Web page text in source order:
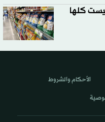
كلها
الأحكام والشروط